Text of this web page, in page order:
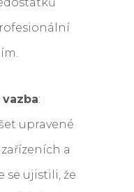
:
upravené
a
se ujistili, že